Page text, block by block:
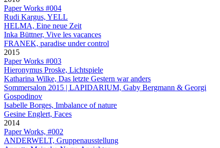
Paper Works #004
Rudi Kargus, YELL
HELMA, Eine neue Zeit
Inka Büttner, Vive les vacances
FRANEK, paradise under control
2015
Paper Works #003
Hieronymus Proske, Lichtspiele
Katharina Wilke, Das letzte Gestern war anders
Sommersalon 2015 | LAPIDARIUM, Gaby Bergmann & Georgi
Gospodinov
Isabelle Borges, Imbalance of nature
Gesine Englert, Faces
2014
Paper Works, #002
ANDERWELT, Gruppenausstellung